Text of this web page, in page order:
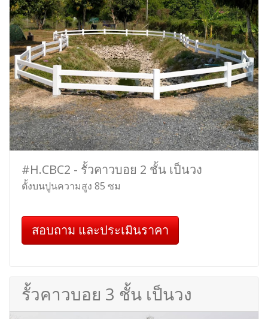
#H.CBC2 - รั้วคาวบอย 2 ชั้น เป็นวง
ตั้งบนปูนความสูง 85 ซม
สอบถาม และประเมินราคา
รั้วคาวบอย 3 ชั้น เป็นวง